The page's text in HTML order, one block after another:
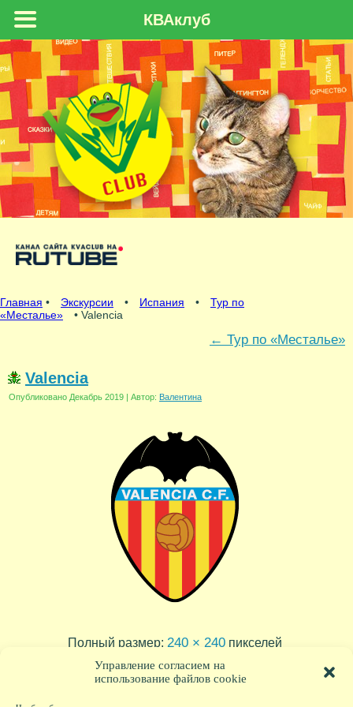
Управление согласием на
использование файлов cookie
Главная • Экскурсии • Испания •
Тур по
«Месталье»
• Valencia
← Тур по «Месталье»
Valencia
Опубликовано Декабрь 2019 | Автор: Валентина
Полный размер: 240 × 240пикселей
КВАклуб